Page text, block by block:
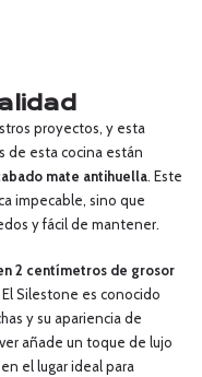
proyectos, y esta
de esta cocina están
mate antihuella. Este
impecable, sino que
y fácil de mantener.
2 centímetros de grosor
Silestone es conocido
y su apariencia de
añade un toque de lujo
el lugar ideal para